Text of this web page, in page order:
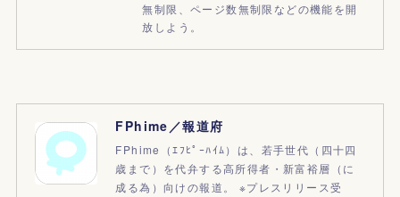
無制限、ページ数無制限などの機能を開
放しよう。
FPhime／報道府
FPhime（ｴﾌﾋﾟｰﾊｲﾑ）は、若手世代（四十四
歳まで）を代弁する高所得者・新富裕層（に
成る為）向けの報道。 ※プレスリリース受